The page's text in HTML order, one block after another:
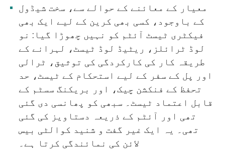
معیار کے معائنے کے حوالے سے، سخت شیڈول
کے باوجود، کسی بھی کرین کے لیے ایک بھی
فیکٹری ٹیسٹ آئٹم کو نہیں چھوڑا گیا: نو
لوڈ ٹرائلز، ریٹیڈ لوڈ ٹیسٹ، لہرانے کے
طریقہ کار کی کارکردگی کی توثیق، ٹرالی
اور پل کے سفر کے لیے استحکام کے ٹیسٹ، حد
تحفظ کے فنکشن چیک، اور بریکنگ سسٹم کے
قابل اعتماد ٹیسٹ۔ سبھی کو پھانسی دی گئی
تھی اور آئٹم کے ذریعہ دستاویز کی گئی
تھی۔ یہ ایک غیر گفت و شنید کوالٹی بیس
لائن کی نمائندگی کرتا ہے۔